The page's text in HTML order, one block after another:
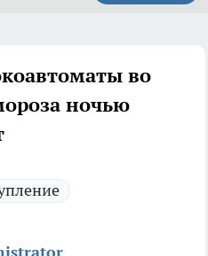
во
ночью